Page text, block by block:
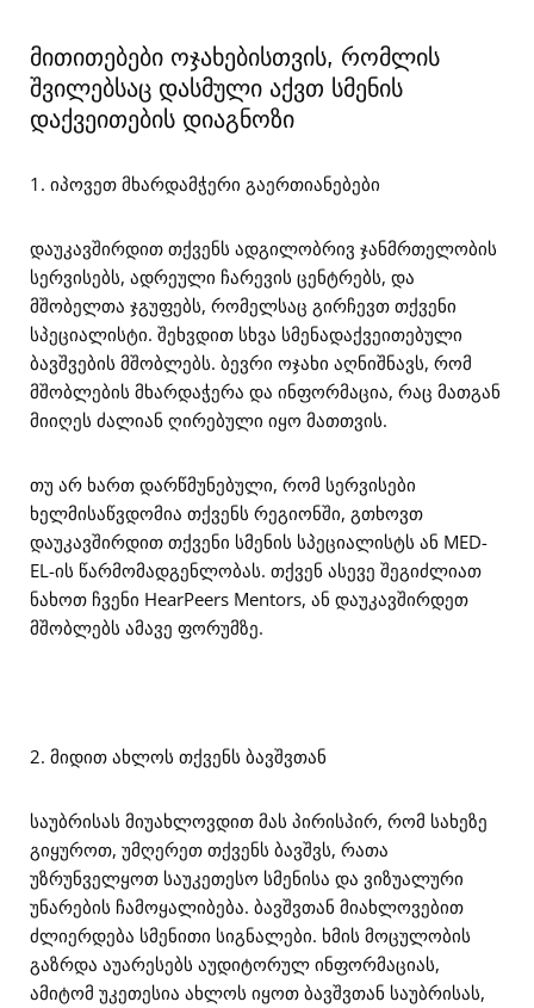
მითითებები ოჯახებისთვის, რომლის
შვილებსაც დასმული აქვთ სმენის
დაქვეითების დიაგნოზი
1. იპოვეთ მხარდამჭერი გაერთიანებები
დაუკავშირდით თქვენს ადგილობრივ ჯანმრთელობის
სერვისებს, ადრეული ჩარევის ცენტრებს, და
მშობელთა ჯგუფებს, რომელსაც გირჩევთ თქვენი
სპეციალისტი. შეხვდით სხვა სმენადაქვეითებული
ბავშვების მშობლებს. ბევრი ოჯახი აღნიშნავს, რომ
მშობლების მხარდაჭერა და ინფორმაცია, რაც მათგან
მიიღეს ძალიან ღირებული იყო მათთვის.
თუ არ ხართ დარწმუნებული, რომ სერვისები
ხელმისაწვდომია თქვენს რეგიონში, გთხოვთ
დაუკავშირდით თქვენი სმენის სპეციალისტს ან MED-
EL-ის წარმომადგენლობას. თქვენ ასევე შეგიძლიათ
ნახოთ ჩვენი HearPeers Mentors, ან დაუკავშირდეთ
მშობლებს ამავე ფორუმზე.
2. მიდით ახლოს თქვენს ბავშვთან
საუბრისას მიუახლოვდით მას პირისპირ, რომ სახეზე
გიყუროთ, უმღერეთ თქვენს ბავშვს, რათა
უზრუნველყოთ საუკეთესო სმენისა და ვიზუალური
უნარების ჩამოყალიბება. ბავშვთან მიახლოვებით
ძლიერდება სმენითი სიგნალები. ხმის მოცულობის
გაზრდა აუარესებს აუდიტორულ ინფორმაციას,
ამიტომ უკეთესია ახლოს იყოთ ბავშვთან საუბრისას,